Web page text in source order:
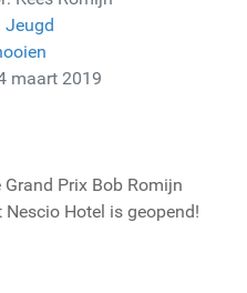
Jeugd
maart 2019
Grand Prix Bob Romijn
Nescio Hotel is geopend!